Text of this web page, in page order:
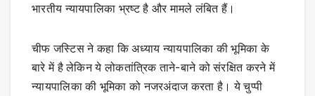
भारतीय न्यायपालिका भ्रष्ट है और मामले लंबित हैं।
चीफ जस्टिस ने कहा कि अध्याय न्यायपालिका की भूमिका के
बारे में है लेकिन ये लोकतांत्रिक ताने-बाने को संरक्षित करने में
न्यायपालिका की भूमिका को नजरअंदाज करता है। ये चुप्पी